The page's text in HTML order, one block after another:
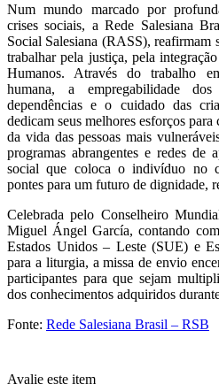
Num mundo marcado por
crises sociais, a Rede Salesiana
Social Salesiana (RASS), reafirmam
trabalhar pela justiça, pela
Humanos. Através do trabalho
humana, a empregabilidade
dependências e o cuidado das
dedicam seus melhores esforços
da vida das pessoas mais
programas abrangentes e redes de
social que coloca o indivíduo no
pontes para um futuro de dignidade,
Celebrada pelo Conselheiro
Miguel Ángel García, contando
Estados Unidos – Leste (SUE) e
para a liturgia, a missa de envio
participantes para que sejam
dos conhecimentos adquiridos
Fonte: Rede Salesiana Brasil – RSB
Avalie este item